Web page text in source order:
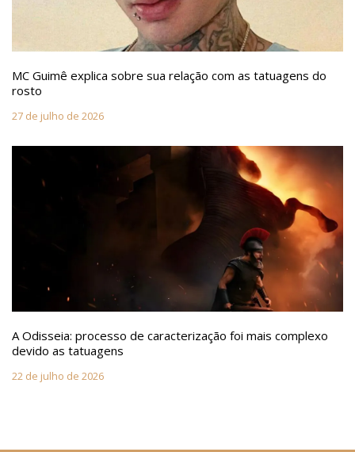
MC Guimê explica sobre sua relação com as tatuagens do
rosto
27 de julho de 2026
A Odisseia: processo de caracterização foi mais complexo
devido as tatuagens
22 de julho de 2026